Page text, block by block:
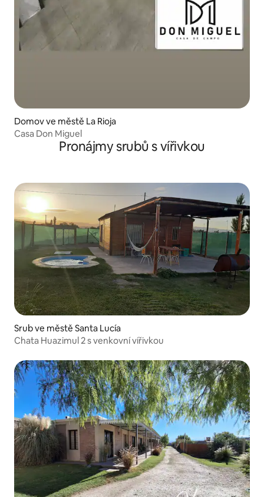
Domov ve městě La Rioja
Casa Don Miguel
Pronájmy srubů s vířivkou
Srub ve městě Santa Lucía
Chata Huazimul 2 s venkovní vířivkou